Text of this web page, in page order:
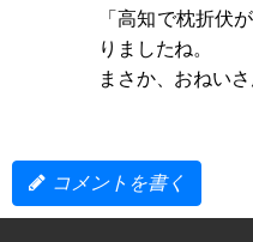
「高知で枕折伏
りましたね。
まさか、おねいさ
コメントを書く